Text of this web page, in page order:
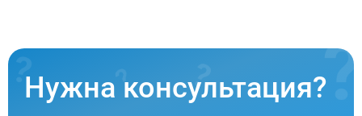
Нужна консультация?